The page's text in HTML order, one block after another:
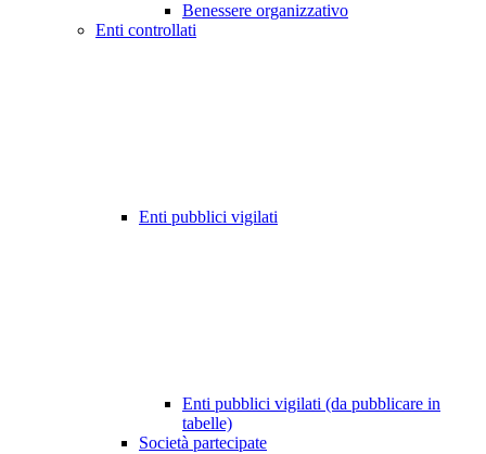
Benessere organizzativo
Enti controllati
Enti pubblici vigilati
Enti pubblici vigilati (da pubblicare in
tabelle)
Società partecipate